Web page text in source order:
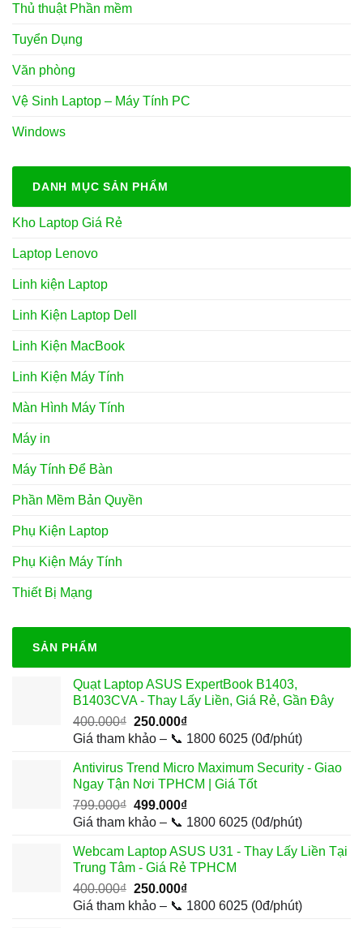
Thủ thuật Phần mềm
Tuyển Dụng
Văn phòng
Vệ Sinh Laptop – Máy Tính PC
Windows
DANH MỤC SẢN PHẨM
Kho Laptop Giá Rẻ
Laptop Lenovo
Linh kiện Laptop
Linh Kiện Laptop Dell
Linh Kiện MacBook
Linh Kiện Máy Tính
Màn Hình Máy Tính
Máy in
Máy Tính Để Bàn
Phần Mềm Bản Quyền
Phụ Kiện Laptop
Phụ Kiện Máy Tính
Thiết Bị Mạng
SẢN PHẨM
Quạt Laptop ASUS ExpertBook B1403,
B1403CVA - Thay Lấy Liền, Giá Rẻ, Gần Đây
400.000₫ Giá
gốc
400.000₫.
250.000₫Giá
hiện
là:
250.000₫.
Giá tham khảo – 📞 1800 6025 (0đ/phút)
Antivirus Trend Micro Maximum Security - Giao
Ngay Tận Nơi TPHCM | Giá Tốt
799.000₫ Giá
gốc
799.000₫.
499.000₫Giá
hiện
là:
499.000₫.
Giá tham khảo – 📞 1800 6025 (0đ/phút)
Webcam Laptop ASUS U31 - Thay Lấy Liền Tại
Trung Tâm - Giá Rẻ TPHCM
400.000₫ Giá
gốc
250.000₫Giá
hiện
Giá tham khảo – 📞 1800 6025 (0đ/phút)